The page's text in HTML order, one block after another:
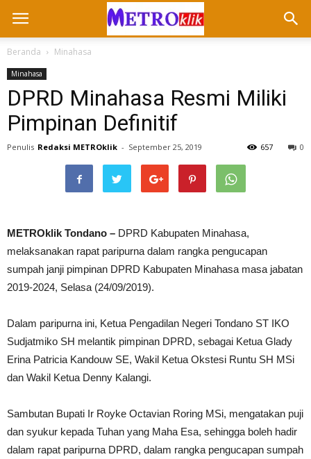
Beranda Minahasa
Minahasa
DPRD Minahasa Resmi Miliki
Pimpinan Definitif
Penulis Redaksi METROklik - September 25, 2019 0
657
METROklik Tondano – DPRD Kabupaten Minahasa,
melaksanakan rapat paripurna dalam rangka pengucapan
sumpah janji pimpinan DPRD Kabupaten Minahasa masa jabatan
2019-2024, Selasa (24/09/2019).
Dalam paripurna ini, Ketua Pengadilan Negeri Tondano ST IKO
Sudjatmiko SH melantik pimpinan DPRD, sebagai Ketua Glady
Erina Patricia Kandouw SE, Wakil Ketua Okstesi Runtu SH MSi
dan Wakil Ketua Denny Kalangi.
Sambutan Bupati Ir Royke Octavian Roring MSi, mengatakan puji
dan syukur kepada Tuhan yang Maha Esa, sehingga boleh hadir
dalam rapat paripurna DPRD, dalam rangka pengucapan sumpah